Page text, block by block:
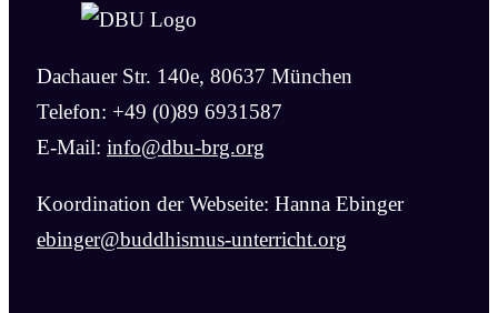
Dachauer Str. 140e, 80637 München
Telefon: +49 (0)89 6931587
E-Mail: info@dbu-brg.org
Koordination der Webseite: Hanna Ebinger
ebinger@buddhismus-unterricht.org